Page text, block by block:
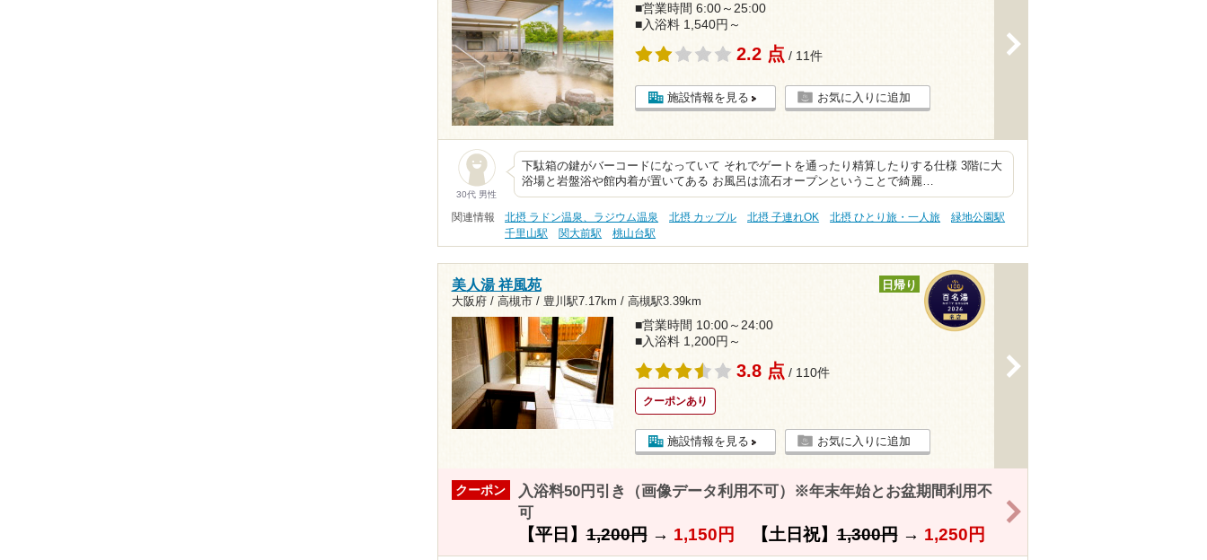
■営業時間 6:00～25:00
■入浴料 1,540円～
2.2 点 / 11件
施設情報を見る お気に入りに追加
30代 男性
下駄箱の鍵がバーコードになっていて それでゲートを通ったり精算したりする仕様 3階に大
浴場と岩盤浴や館内着が置いてある お風呂は流石オープンということで綺麗…
関連情報 北摂 ラドン温泉、ラジウム温泉 北摂 カップル 北摂 子連れOK 北摂 ひとり旅・一人旅
緑地公園駅
千里山駅
関大前駅 桃山台駅
美人湯 祥風苑
大阪府 / 高槻市 / 豊川駅7.17km / 高槻駅3.39km
日帰り
■営業時間 10:00～24:00
■入浴料 1,200円～
3.8 点 / 110件
クーポンあり
施設情報を見る お気に入りに追加
クーポン
入浴料50円引き（画像データ利用不可）※年末年始とお盆期間利用不
可
【平日】1,200円→ 1,150円 【土日祝】1,300円→ 1,250円